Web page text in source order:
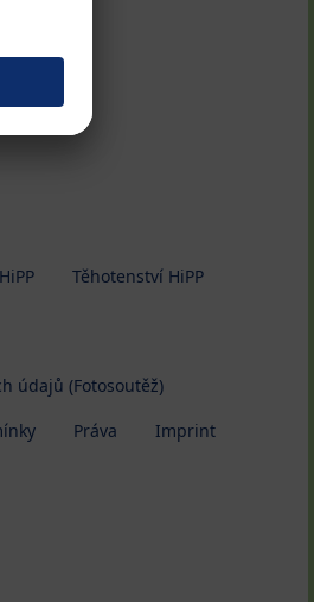
Těhotenství HiPP
údajů (Fotosoutěž)
Práva Imprint